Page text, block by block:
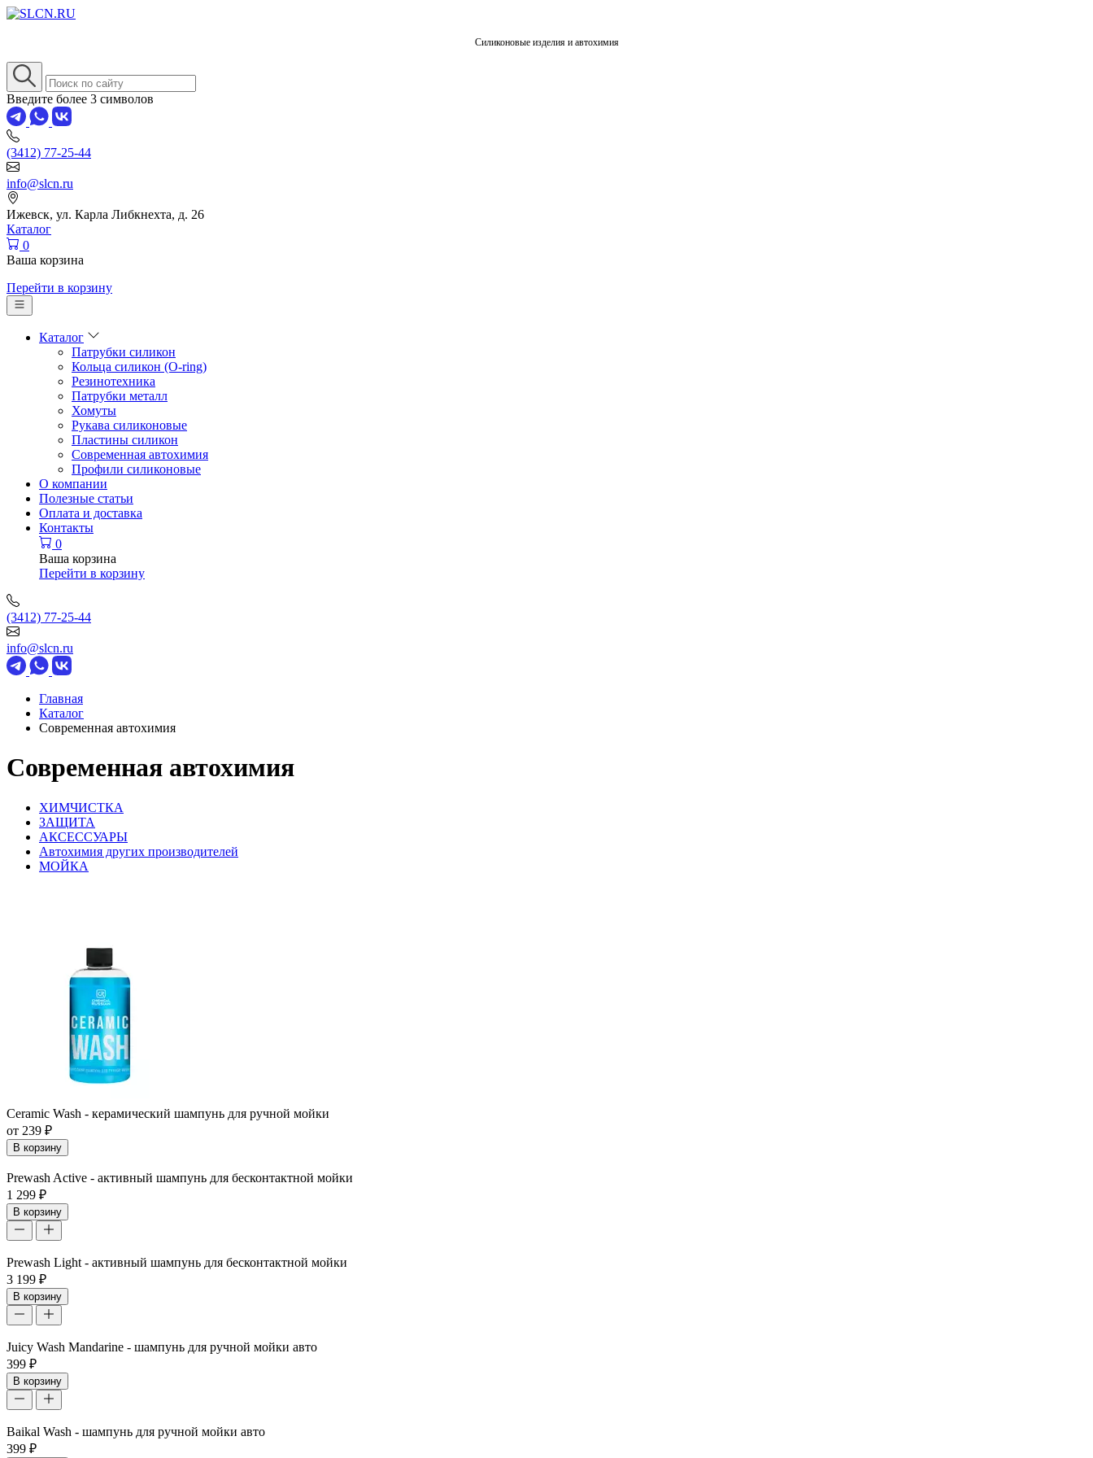
Силиконовые изделия и автохимия
Введите более 3 символов
(3412) 77-25-44
info@slcn.ru
Ижевск, ул. Карла Либкнехта, д. 26
Каталог
0
Ваша корзина
Перейти в корзину
Каталог
Патрубки силикон
Кольца силикон (O-ring)
Резинотехника
Патрубки металл
Хомуты
Рукава силиконовые
Пластины силикон
Современная автохимия
Профили силиконовые
О компании
Полезные статьи
Оплата и доставка
Контакты
0
Ваша корзина
Перейти в корзину
(3412) 77-25-44
info@slcn.ru
Главная
Каталог
Современная автохимия
Современная автохимия
ХИМЧИСТКА
ЗАЩИТА
АКСЕССУАРЫ
Автохимия других производителей
МОЙКА
Ceramic Wash - керамический шампунь для ручной мойки
от 239 ₽
В корзину
Prewash Active - активный шампунь для бесконтактной мойки
1 299 ₽
В корзину
Prewash Light - активный шампунь для бесконтактной мойки
3 199 ₽
В корзину
Juicy Wash Mandarine - шампунь для ручной мойки авто
399 ₽
В корзину
Baikal Wash - шампунь для ручной мойки авто
399 ₽